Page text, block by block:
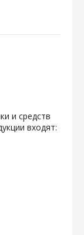
и средств
входят: